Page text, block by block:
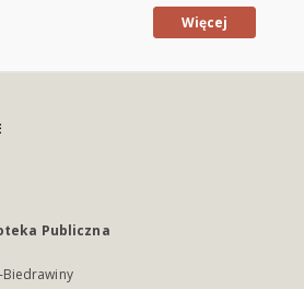
Więcej
Publiczna
Biedrawiny